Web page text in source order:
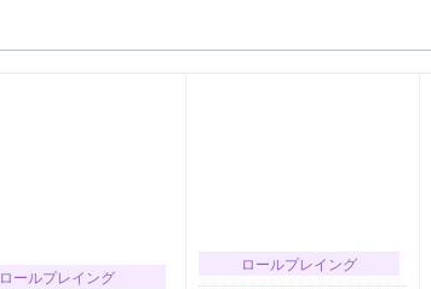
ロールプレイング
ロールプレイング